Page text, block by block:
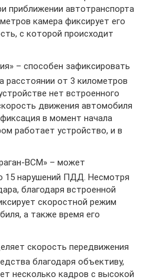
приближении автотранспорта
камера фиксирует его
с которой происходит
– способен зафиксировать
расстоянии от 3 километров
нет встроенного
движения автомобиля
в момент начала
работает устройство, и в
ВСМ» – может
15 нарушений ПДД. Несмотря
благодаря встроенной
скоростной режим
а также время его
скорость передвижения
благодаря объективу,
несколько кадров с высокой